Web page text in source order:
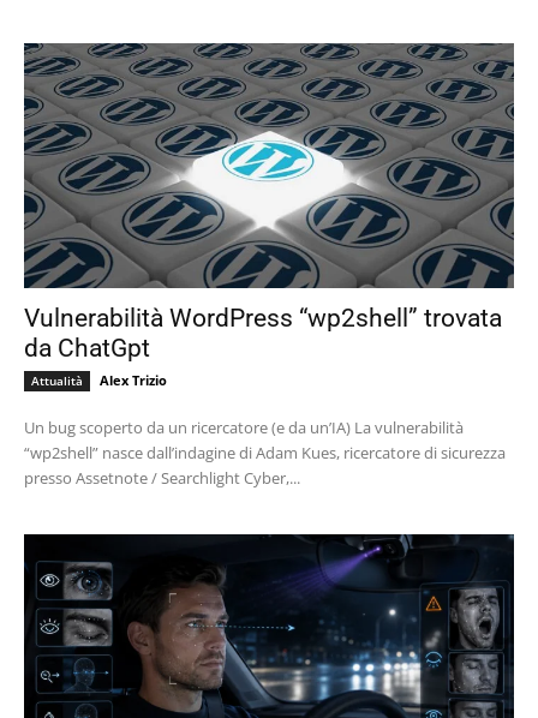
Vulnerabilità WordPress “wp2shell” trovata
da ChatGpt
Attualità Alex Trizio
Un bug scoperto da un ricercatore (e da un’IA) La vulnerabilità
“wp2shell” nasce dall’indagine di Adam Kues, ricercatore di sicurezza
presso Assetnote / Searchlight Cyber,...